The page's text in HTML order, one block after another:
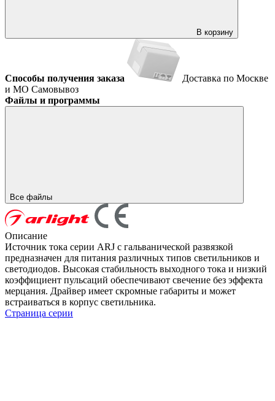
В корзину
Способы получения заказа
Доставка по Москве
и МО Самовывоз
Файлы и программы
Все файлы
Описание
Источник тока серии ARJ с гальванической развязкой
предназначен для питания различных типов светильников и
светодиодов. Высокая стабильность выходного тока и низкий
коэффициент пульсаций обеспечивают свечение без эффекта
мерцания. Драйвер имеет скромные габариты и может
встраиваться в корпус светильника.
Страница серии